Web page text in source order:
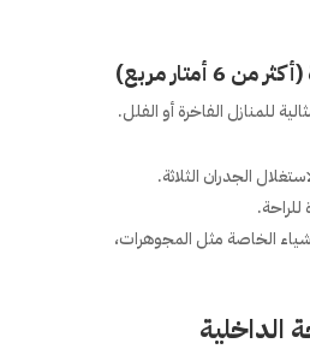
أمتار مربع)
للمنازل الفاخرة أو الفلل.
الخاصة مثل المجوهرات،